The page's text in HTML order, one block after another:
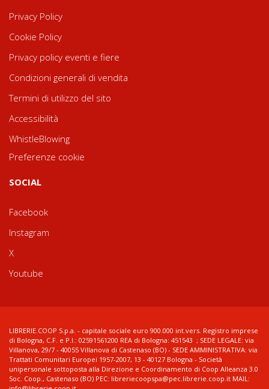
Privacy Policy
Cookie Policy
Privacy policy eventi e fiere
Condizioni generali di vendita
Termini di utilizzo del sito
Accessibilità
WhistleBlowing
Preferenze cookie
SOCIAL
Facebook
Instagram
X
Youtube
LIBRERIE.COOP S.p.a. - capitale sociale euro 900.000 int.vers. Registro imprese
di Bologna, C.F. e P.I.: 02591561200 REA di Bologna: 451543 ; SEDE LEGALE: via
Villanova, 29/7 - 40055 Villanova di Castenaso (BO) - SEDE AMMINISTRATIVA: via
Trattati Comunitari Europei 1957-2007, 13 - 40127 Bologna - Società
unipersonale sottoposta alla Direzione e Coordinamento di Coop Alleanza 3.0
Soc. Coop., Castenaso (BO) PEC: libreriecoopspa@pec.librerie.coop.it MAIL: